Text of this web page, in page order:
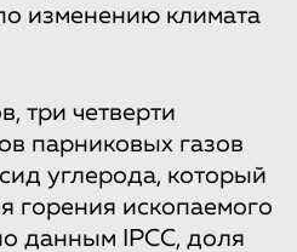
изменению климата
три четверти
парниковых газов
углерода, который
горения ископаемого
данным IPCC, доля